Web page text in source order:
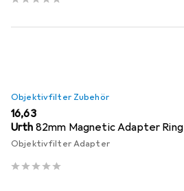
Objektivfilter Zubehör
EUR
16,63
Urth 82mm Magnetic Adapter Ring
Objektivfilter Adapter